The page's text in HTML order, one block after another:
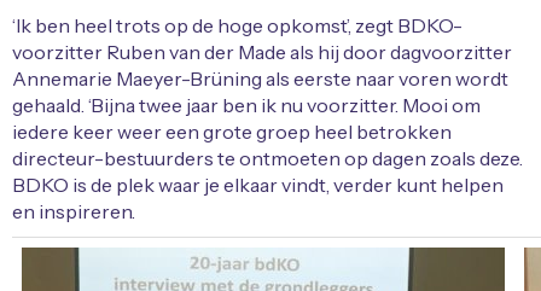
‘Ik ben heel trots op de hoge opkomst’, zegt BDKO-
voorzitter Ruben van der Made als hij door dagvoorzitter
Annemarie Maeyer-Brüning als eerste naar voren wordt
gehaald. ‘Bijna twee jaar ben ik nu voorzitter. Mooi om
iedere keer weer een grote groep heel betrokken
directeur-bestuurders te ontmoeten op dagen zoals deze.
BDKO is de plek waar je elkaar vindt, verder kunt helpen
en inspireren.